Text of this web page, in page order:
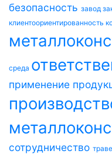
безопасность завод
клиентоориентированность
среда
применение
сотрудничество